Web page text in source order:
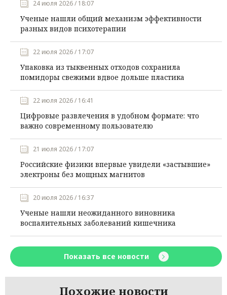
24 июля 2026 / 18:07
Ученые нашли общий механизм эффективности
разных видов психотерапии
22 июля 2026 / 17:07
Упаковка из тыквенных отходов сохранила
помидоры свежими вдвое дольше пластика
22 июля 2026 / 16:41
Цифровые развлечения в удобном формате: что
важно современному пользователю
21 июля 2026 / 17:07
Российские физики впервые увидели «застывшие»
электроны без мощных магнитов
20 июля 2026 / 16:37
Ученые нашли неожиданного виновника
воспалительных заболеваний кишечника
Показать все новости
Похожие новости